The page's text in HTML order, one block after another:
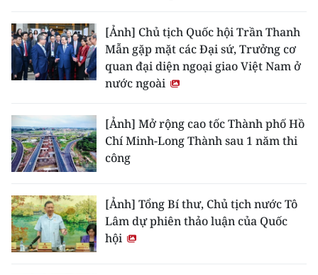
[Ảnh] Chủ tịch Quốc hội Trần Thanh
Mẫn gặp mặt các Đại sứ, Trưởng cơ
quan đại diện ngoại giao Việt Nam ở
nước ngoài
[Ảnh] Mở rộng cao tốc Thành phố Hồ
Chí Minh-Long Thành sau 1 năm thi
công
[Ảnh] Tổng Bí thư, Chủ tịch nước Tô
Lâm dự phiên thảo luận của Quốc
hội